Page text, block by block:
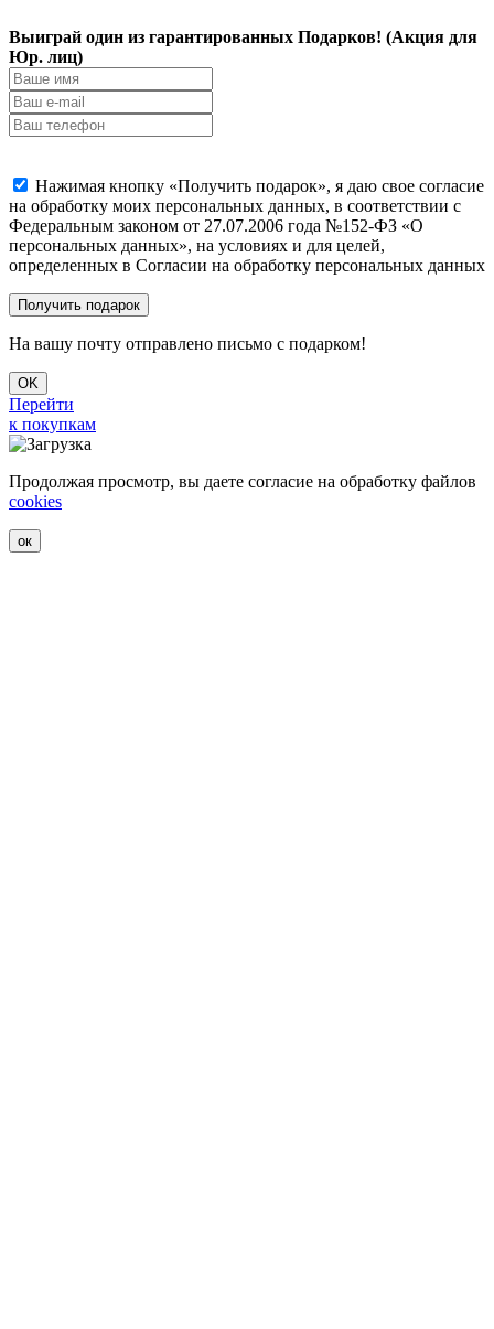
Выиграй один из гарантированных Подарков! (Акция для
Юр. лиц)
Нажимая кнопку «Получить подарок», я даю свое согласие
на обработку моих персональных данных, в соответствии с
Федеральным законом от 27.07.2006 года №152-ФЗ «О
персональных данных», на условиях и для целей,
определенных в Согласии на обработку персональных данных
На вашу почту отправлено письмо с подарком!
OK
Перейти
к покупкам
Продолжая просмотр, вы даете согласие на обработку файлов
cookies
ок